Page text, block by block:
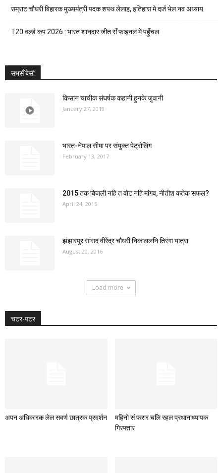
सम्राट चौधरी बिहारक मुख्यमंत्री पदक शपथ लेलाह, इतिहास मे दर्ज भेल नव अध्याय
T20 वर्ल्ड कप 2026 : भारत शानदार जीत सँ फाइनल मे पहुँचल
सभसँ बेसी
किसान चाचीक संघर्षक कहानी हुनके जुवानी
January 27, 2019
भारत-नेपाल सीमा पर संयुक्त पेट्रोलिंग
February 13, 2017
2015 तक बिजली नहि त वोट नहि मांगव, नीतीश कतेक सफल?
April 24, 2015
झंझारपुर सांसद वीरेंद्र चौधरी निकाललनि तिरंगा यात्रा
August 20, 2016
Load more
चटर-पटर
अपन अधिकारक लेल सवर्ण छात्रक प्रदर्शन
महिनो सं फरार चलि रहल प्रधानाध्यापक
गिरफ्तार